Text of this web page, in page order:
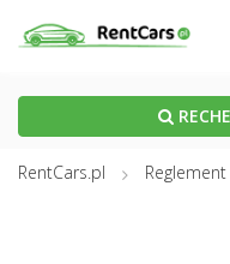
RentCars.pl